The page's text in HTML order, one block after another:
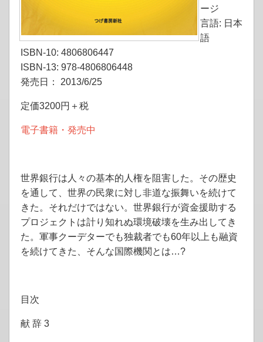
ージ
言語: 日本
語
ISBN-10: 4806806447
ISBN-13: 978-4806806448
発売日： 2013/6/25
定価3200円＋税
電子書籍・発売中
世界銀行は人々の基本的人権を阻害した。その歴史
を通して、世界の民衆に対し非道な振舞いを続けて
きた。それだけではない。世界銀行が資金援助する
プロジェクトは計り知れぬ環境破壊を生み出してき
た。軍事クーデターでも独裁者でも60年以上も融資
を続けてきた、そんな国際機関とは…?
目次
献 辞 3